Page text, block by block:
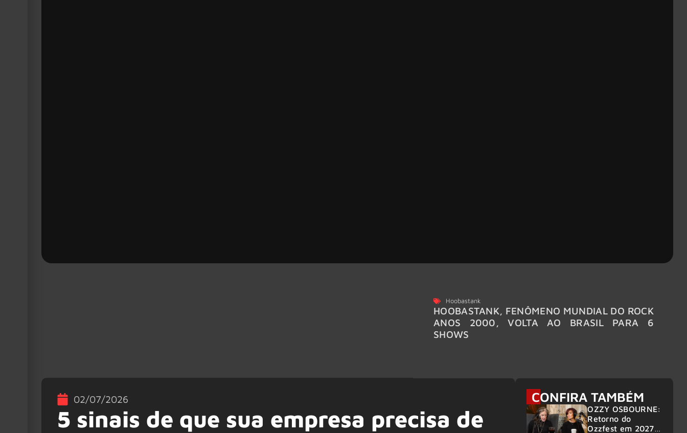
Hoobastank
HOOBASTANK, FENÔMENO MUNDIAL DO ROCK
ANOS 2000, VOLTA AO BRASIL PARA 6
SHOWS
02/07/2026
5 sinais de que sua empresa precisa de
CONFIRA TAMBÉM
OZZY OSBOURNE:
Retorno do
Ozzfest em 2027 é